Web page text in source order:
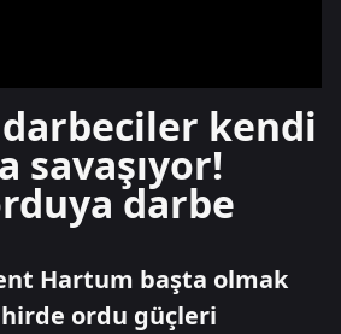
darbeciler kendi
savaşıyor!
darbe
Hartum başta olmak
ordu güçleri